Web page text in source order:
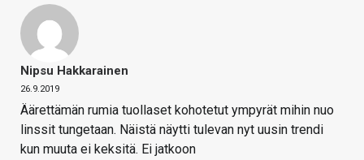
Nipsu Hakkarainen
26.9.2019
Äärettämän rumia tuollaset kohotetut ympyrät mihin nuo
linssit tungetaan. Näistä näytti tulevan nyt uusin trendi
kun muuta ei keksitä. Ei jatkoon